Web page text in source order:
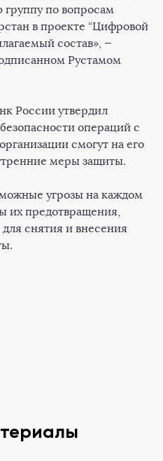
группу по вопросам
в проекте “Цифровой
состав», —
Рустамом
России утвердил
операций с
смогут на его
меры защиты.
угрозы на каждом
их предотвращения,
снятия и внесения